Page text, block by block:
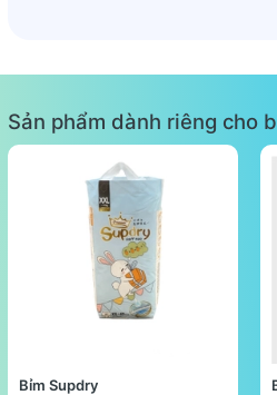
Sản phẩm dành riêng cho
Bỉm Supdry